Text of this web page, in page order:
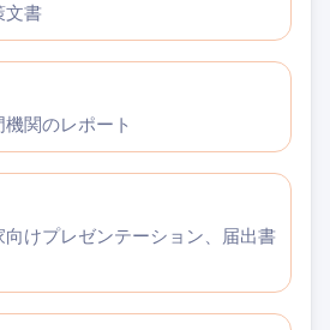
文書
関のレポート
けプレゼンテーション、届出書